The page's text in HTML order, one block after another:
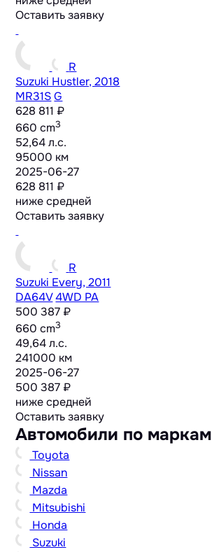
Оставить заявку
R
Suzuki Hustler, 2018
MR31S G
628 811 ₽
660 cm3
52,64 л.с.
95000 км
2025-06-27
628 811 ₽
ниже средней
Оставить заявку
R
Suzuki Every, 2011
DA64V4WD PA
500 387 ₽
660 cm3
49,64 л.с.
241000 км
2025-06-27
500 387 ₽
ниже средней
Оставить заявку
Автомобили по маркам
Toyota
Nissan
Mazda
Mitsubishi
Honda
Suzuki